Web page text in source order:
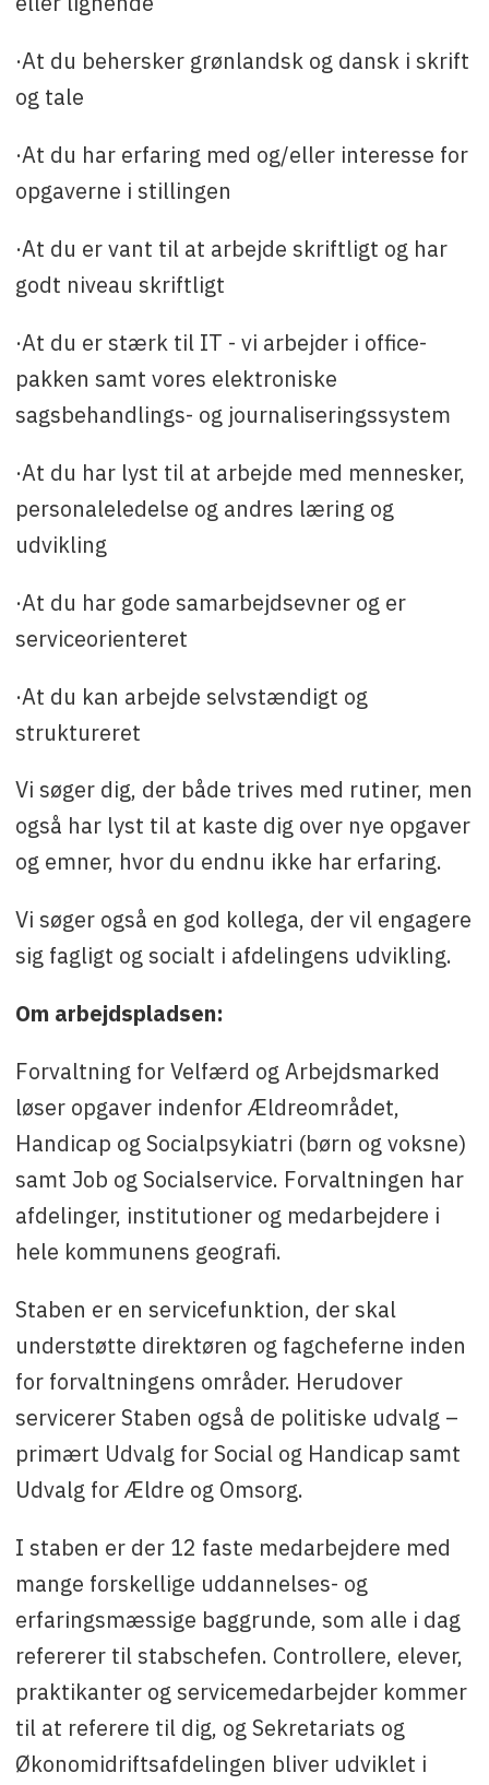
·At du behersker grønlandsk og dansk i skrift
og tale
·At du har erfaring med og/eller interesse for
opgaverne i stillingen
·At du er vant til at arbejde skriftligt og har
godt niveau skriftligt
·At du er stærk til IT - vi arbejder i office-
pakken samt vores elektroniske
sagsbehandlings- og journaliseringssystem
·At du har lyst til at arbejde med mennesker,
personaleledelse og andres læring og
udvikling
·At du har gode samarbejdsevner og er
serviceorienteret
·At du kan arbejde selvstændigt og
struktureret
Vi søger dig, der både trives med rutiner, men
også har lyst til at kaste dig over nye opgaver
og emner, hvor du endnu ikke har erfaring.
Vi søger også en god kollega, der vil engagere
sig fagligt og socialt i afdelingens udvikling.
Om arbejdspladsen:
Forvaltning for Velfærd og Arbejdsmarked
løser opgaver indenfor Ældreområdet,
Handicap og Socialpsykiatri (børn og voksne)
samt Job og Socialservice. Forvaltningen har
afdelinger, institutioner og medarbejdere i
hele kommunens geografi.
Staben er en servicefunktion, der skal
understøtte direktøren og fagcheferne inden
for forvaltningens områder. Herudover
servicerer Staben også de politiske udvalg –
primært Udvalg for Social og Handicap samt
Udvalg for Ældre og Omsorg.
I staben er der 12 faste medarbejdere med
mange forskellige uddannelses- og
erfaringsmæssige baggrunde, som alle i dag
refererer til stabschefen. Controllere, elever,
praktikanter og servicemedarbejder kommer
til at referere til dig, og Sekretariats og
Økonomidriftsafdelingen bliver udviklet i